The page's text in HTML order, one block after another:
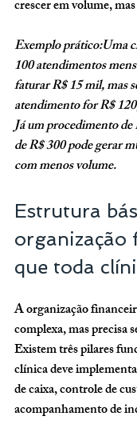
crescer em volume,
Exemplo prático:Uma
100 atendimentos
faturar R$ 15 mil, mas
atendimento for R$
Já um procedimento
de R$ 300 pode gerar
com menos volume.
Estrutura
organização
que toda
A organização
complexa, mas precisa
Existem três pilares
clínica deve
de caixa, controle de
acompanhamento de